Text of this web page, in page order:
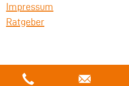
Impressum
Ratgeber